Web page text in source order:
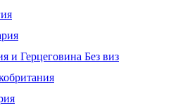
и Герцеговина Без виз